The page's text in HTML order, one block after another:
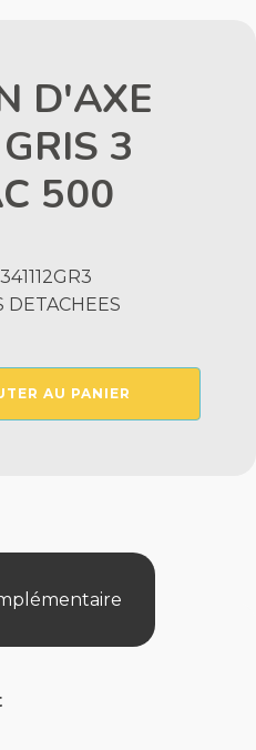
D'AXE
3
500
DETACHEES
AU PANIER